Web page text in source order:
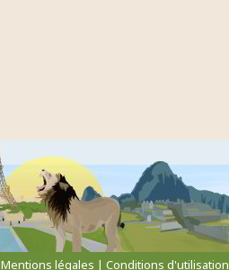
Mentions légales | Conditions d'utilisation